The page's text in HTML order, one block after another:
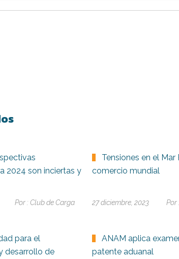
2024 son inciertas y
Por : Club de Carga
Tensiones en el
comercio mundial
27 diciembre, 2023 Por :
para el
desarrollo de
ANAM aplica
patente aduanal